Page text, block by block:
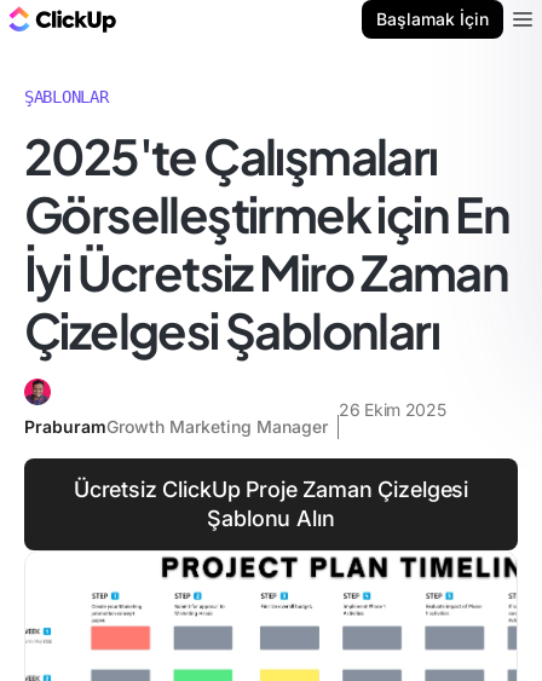
Başlamak İçin
ŞABLONLAR
2025'te Çalışmaları
Görselleştirmek için En
İyi Ücretsiz Miro Zaman
Çizelgesi Şablonları
PraburamGrowth Marketing Manager
26 Ekim 2025
Ücretsiz ClickUp Proje Zaman Çizelgesi
Şablonu Alın